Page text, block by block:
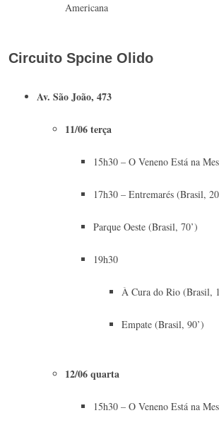
Americana
Circuito Spcine Olido
Av. São João, 473
11/06 terça
15h30 – O Veneno Está na
17h30 – Entremarés (Brasil,
Parque Oeste (Brasil, 70’)
19h30
À Cura do Rio (Brasil,
Empate (Brasil, 90’)
12/06 quarta
15h30 – O Veneno Está na